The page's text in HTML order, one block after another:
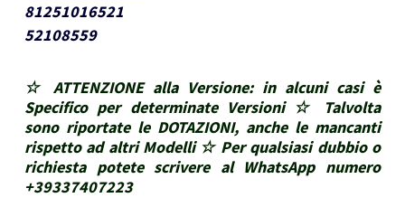
81251016521
52108559
☆ ATTENZIONE alla Versione: in alcuni casi è
Specifico per determinate Versioni ☆ Talvolta
sono riportate le DOTAZIONI, anche le mancanti
rispetto ad altri Modelli ☆ Per qualsiasi dubbio o
richiesta potete scrivere al WhatsApp numero
+39337407223